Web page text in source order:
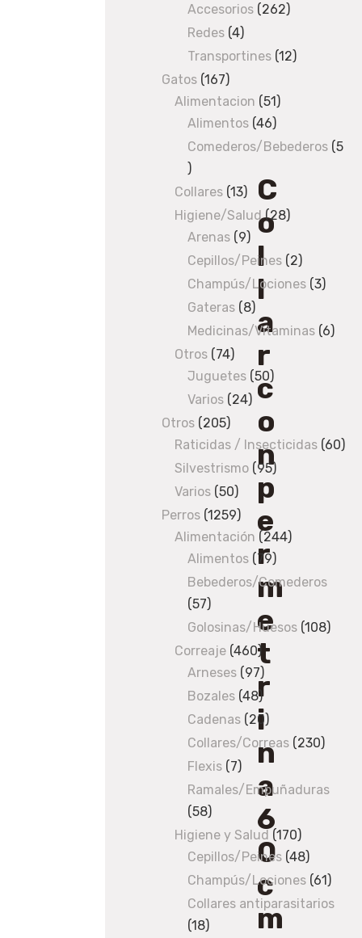
s
con
60cm
C
o
l
l
a
r
c
o
n
p
e
r
m
e
t
r
i
n
a
6
0
c
m
products
Accesorios 262262
Redes 44
products
Transportines 1212
Gatos 167167
products
Alimentacion 5151
Alimentos 4646
products
Comederos/Bebederos 5
5
products
Collares 1313
products
Higiene/Salud 2828
Arenas 99
products
Cepillos/Peines 22
products
Champús/Lociones 33
Gateras 88
products
Medicinas/Vitaminas 66
Otros 7474
products
Juguetes 5050
products
Varios 2424
products
Otros 205205
products
Raticidas / Insecticidas 6060
Silvestrismo 9595
products
Varios 5050
products
Perros 12591259
products
Alimentación 244244
Alimentos 7979
products
Bebederos/Comederos
5757
products
Golosinas/Huesos 108108
Correaje 460460
products
Arneses 9797
products
Bozales 4848
products
Cadenas 2020
products
Collares/Correas 230230
Flexis 77
products
Ramales/Empuñaduras
5858
products
Higiene y Salud 170170
products
Cepillos/Peines 4848
products
Champús/Lociones 6161
Collares antiparasitarios
1818